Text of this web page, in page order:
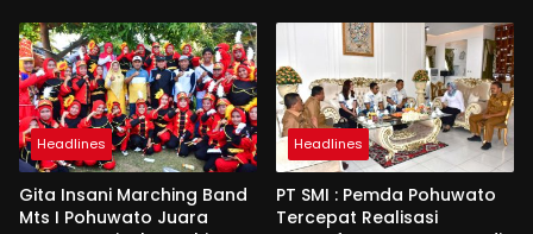
Headlines
Gita Insani Marching Band
Mts I Pohuwato Juara
Headlines
PT SMI : Pemda Pohuwato
Tercepat Realisasi